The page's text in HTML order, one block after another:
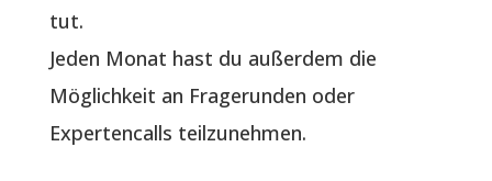
tut.
Jeden Monat hast du außerdem die
Möglichkeit an Fragerunden oder
Expertencalls teilzunehmen.